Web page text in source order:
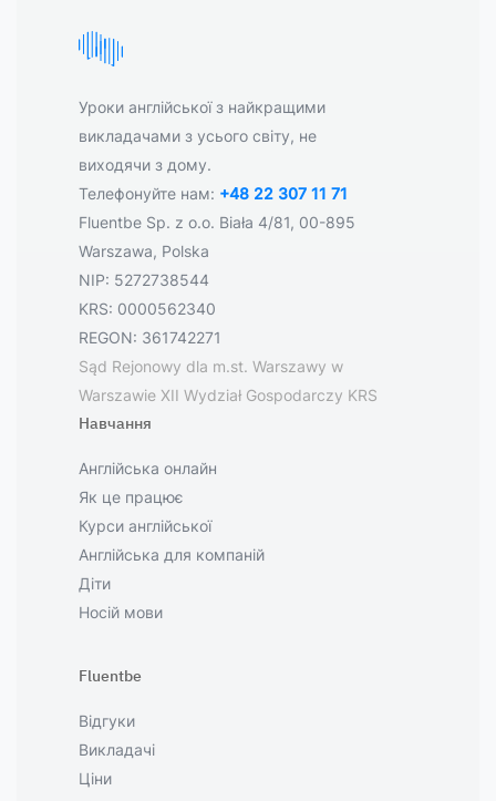
Уроки англійської з найкращими
викладачами з усього світу, не
виходячи з дому.
Телефонуйте нам: +48 22 307 11 71
Fluentbe Sp. z o.o. Biała 4/81, 00-895
Warszawa, Polska
NIP: 5272738544
KRS: 0000562340
REGON: 361742271
Sąd Rejonowy dla m.st. Warszawy w
Warszawie XII Wydział Gospodarczy KRS
Навчання
Англійська онлайн
Як це працює
Курси англійської
Англійська для компаній
Діти
Носій мови
Fluentbe
Відгуки
Викладачі
Ціни